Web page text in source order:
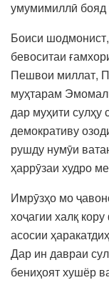
умумимиллӣ бояд
Боиси
бевоситаи
Пешвои миллат,
муҳтарам
дар муҳити сулҳу
демокративу
рушду нумӯи
ҳаррӯзаи худро
Имрӯзҳо мо
хоҷагии халқ
асосии
Дар ин давраи
бениҳоят хушёр